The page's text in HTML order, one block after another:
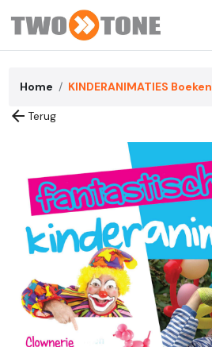
Home KINDERANIMATIES Boeken
arrow_back Terug